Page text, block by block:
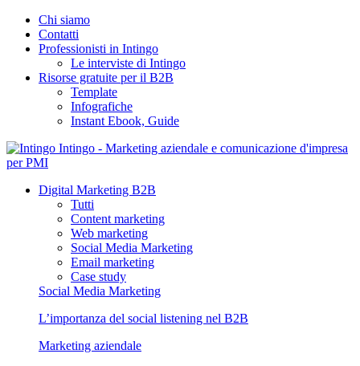
Chi siamo
Contatti
Professionisti in Intingo
Le interviste di Intingo
Risorse gratuite per il B2B
Template
Infografiche
Instant Ebook, Guide
Intingo - Marketing aziendale e comunicazione d'impresa
per PMI
Digital Marketing B2B
Tutti
Content marketing
Web marketing
Social Media Marketing
Email marketing
Case study
Social Media Marketing
L’importanza del social listening nel B2B
Marketing aziendale